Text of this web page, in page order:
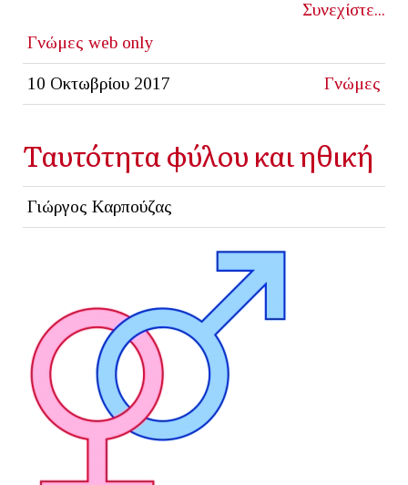
Συνεχίστε...
Γνώμες web only
10 Οκτωβρίου 2017 Γνώμες
Ταυτότητα φύλου και ηθική
Γιώργος Καρπούζας